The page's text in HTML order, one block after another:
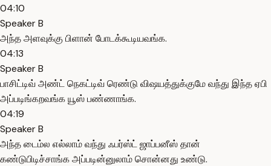
04:10
Speaker B
அந்த அளவுக்கு பிளான் போடக்கூடியவங்க.
04:13
Speaker B
பாசிட்டிவ் அண்ட் நெகட்டிவ் ரெண்டு விஷயத்துக்குமே வந்து இந்த ஏபி
அப்படிங்கறவங்க யூஸ் பண்ணாங்க.
04:19
Speaker B
அந்த டைம்ல எல்லாம் வந்து ஃபர்ஸ்ட் ஜாப்பனீஸ் தான்
கண்டுபிடிச்சாங்க அப்படின்னுலாம் சொன்னது உண்டு.